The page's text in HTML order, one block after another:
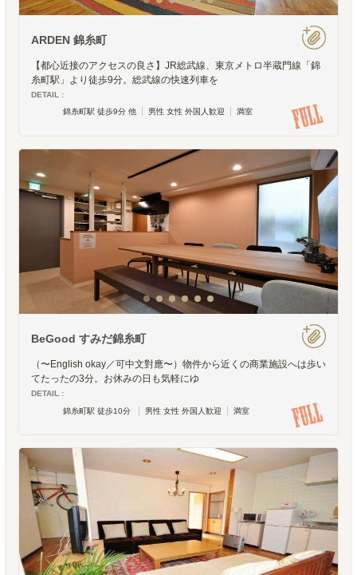
ARDEN 錦糸町
【都心近接のアクセスの良さ】JR総武線、東京メトロ半蔵門線「錦
糸町駅」より徒歩9分。総武線の快速列車を
DETAIL :
錦糸町駅 徒歩9分 他
男性 女性 外国人歓迎 満室
BeGood すみだ錦糸町
（〜English okay／可中文對應〜）物件から近くの商業施設へは歩い
てたったの3分。お休みの日も気軽にゆ
DETAIL :
錦糸町駅 徒歩10分
男性 女性 外国人歓迎 満室